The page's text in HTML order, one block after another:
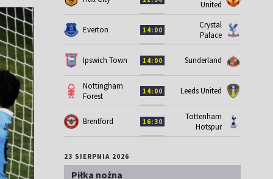
United
Everton 14:00
Crystal
Palace
Ipswich Town 14:00 Sunderland
Nottingham
Forest
14:00 Leeds United
Brentford 16:30
Tottenham
Hotspur
23 SIERPNIA 2026
Piłka nożna